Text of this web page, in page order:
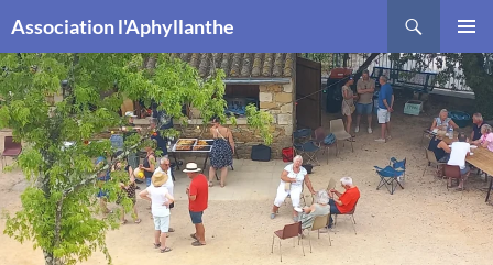
Association l'Aphyllanthe
MENU
AU
CONTENU